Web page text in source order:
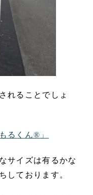
れることでしょ
るくん®」
サイズは有るかな
しております。